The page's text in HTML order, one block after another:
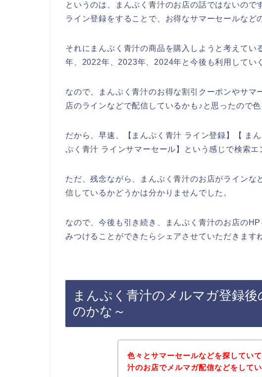
というのは、まんぷく青汁のお店の話ではないので
ライン登録をすることで、お得なサマーセールなど
それにまんぷく青汁の商品を購入しようと考えて
年、2022年、2023年、2024年と今後も利用してい
なので、まんぷく青汁のお得な割引クーポンやサマ
店のラインなどで配信しているかも♪と思ったので
だから、早速、【まんぷく青汁 ライン登録】【 ま
ぷく青汁 ラインサマーセール】という感じで検索エ
ただ、残念ながら、まんぷく青汁のお店がラインな
信しているかどうかは分かりませんでした。
なので、今後も引き続き、まんぷく青汁のお店の
みつけることができたらシェアさせていただきます
まんぷく青汁のメルマガ登録
のかな～
色々とサマーセールなどを探してい
汁のお店でメルマガ配信などをしてい